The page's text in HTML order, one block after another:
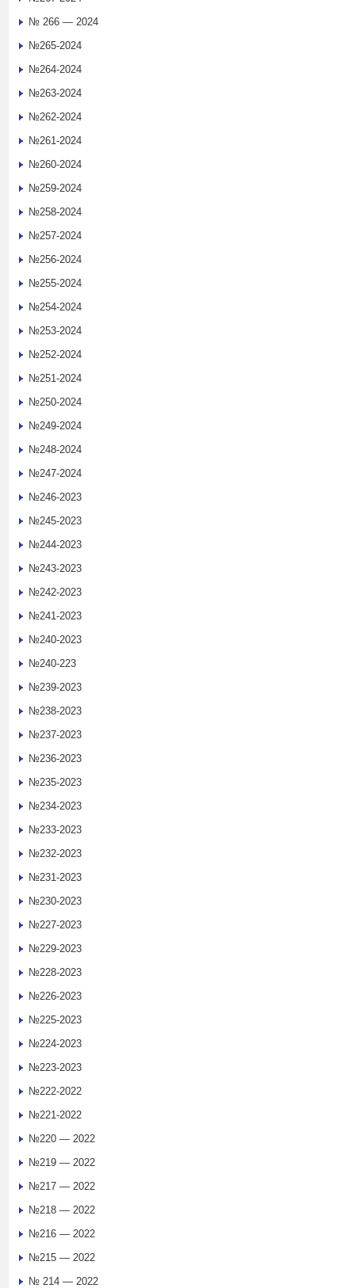
№ 266 — 2024
№265-2024
№264-2024
№263-2024
№262-2024
№261-2024
№260-2024
№259-2024
№258-2024
№257-2024
№256-2024
№255-2024
№254-2024
№253-2024
№252-2024
№251-2024
№250-2024
№249-2024
№248-2024
№247-2024
№246-2023
№245-2023
№244-2023
№243-2023
№242-2023
№241-2023
№240-2023
№240-223
№239-2023
№238-2023
№237-2023
№236-2023
№235-2023
№234-2023
№233-2023
№232-2023
№231-2023
№230-2023
№227-2023
№229-2023
№228-2023
№226-2023
№225-2023
№224-2023
№223-2023
№222-2022
№221-2022
№220 — 2022
№219 — 2022
№217 — 2022
№218 — 2022
№216 — 2022
№215 — 2022
№ 214 — 2022